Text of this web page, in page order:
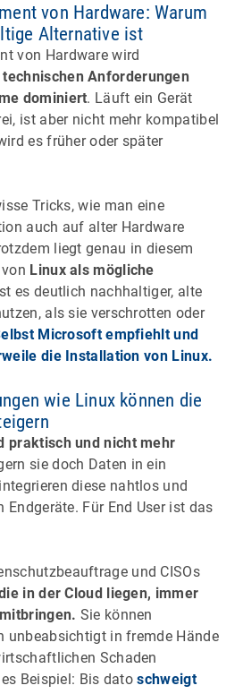
von Hardware: Warum
Alternative ist
von Hardware wird
Anforderungen
dominiert. Läuft ein Gerät
ist aber nicht mehr kompatibel
es früher oder später
Tricks, wie man eine
auch auf alter Hardware
liegt genau in diesem
Linux als mögliche
es deutlich nachhaltiger, alte
als sie verschrotten oder
Microsoft empfiehlt und
die Installation von Linux.
wie Linux können die
praktisch und nicht mehr
sie doch Daten in ein
diese nahtlos und
Für End User ist das
und CISOs
in der Cloud liegen, immer
Sie können
unbeabsichtigt in fremde Hände
Schaden
Beispiel: Bis datoschweigt